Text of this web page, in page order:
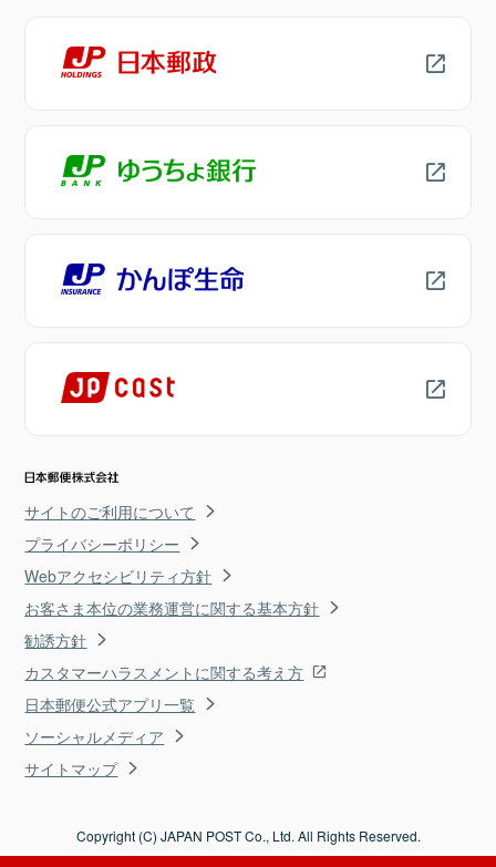
サイトのご利用について
プライバシーポリシー
Webアクセシビリティ方針
お客さま本位の業務運営に関する基本方針
勧誘方針
カスタマーハラスメントに関する考え方
日本郵便公式アプリ一覧
ソーシャルメディア
サイトマップ
Copyright (C) JAPAN POST Co., Ltd. All Rights Reserved.